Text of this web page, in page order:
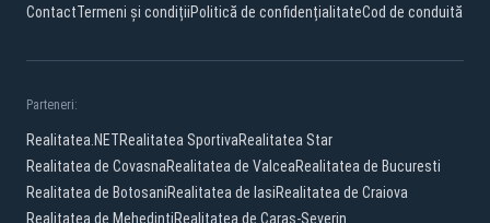
ContactTermeni și condițiiPolitică de confidențialitateCod de conduită
Parteneri:
Realitatea.NETRealitatea SportivaRealitatea Star
Realitatea de CovasnaRealitatea de ValceaRealitatea de Bucuresti
Realitatea de BotosaniRealitatea de IasiRealitatea de Craiova
Realitatea de MehedintiRealitatea de Caras-Severin